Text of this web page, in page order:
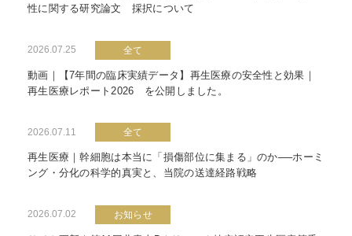
性に関する研究論文 採択について
2026.07.25 全て
動画｜【7年間の臨床実績データ】再生医療の安全性と効果｜
再生医療レポート2026 を公開しました。
2026.07.11 全て
再生医療｜幹細胞は本当に「損傷部位に集まる」のか──ホーミ
ング・分化の科学的真実と、当院の送達経路戦略
2026.07.02 お知らせ